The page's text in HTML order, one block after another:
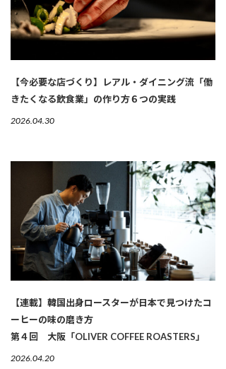
【今必要な店づくり】レアル・ダイニング流「働
きたくなる飲食業」の作り方６つの実践
2026.04.30
【連載】韓国出身ロースターが日本で見つけたコ
ーヒーの味の磨き方
第４回 大阪「OLIVER COFFEE ROASTERS」
2026.04.20